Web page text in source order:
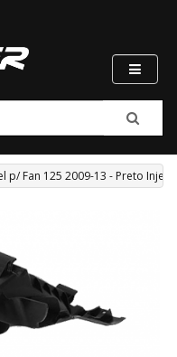
p/ Fan 125 2009-13 - Preto